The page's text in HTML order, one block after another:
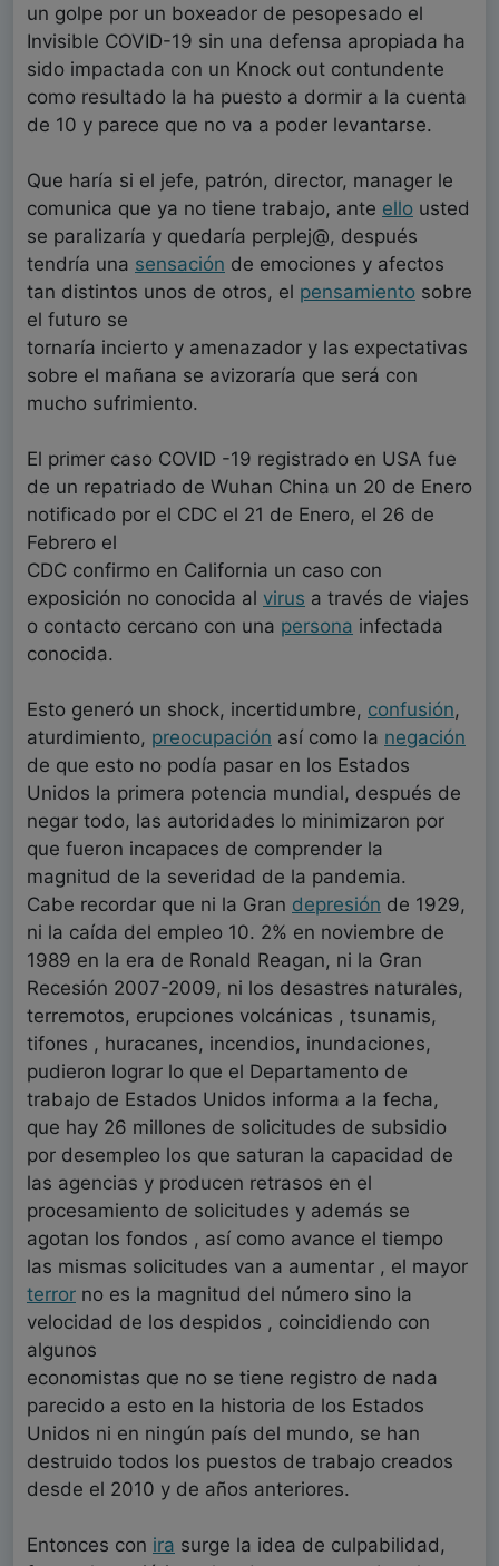
un golpe por un boxeador de pesopesado el
Invisible COVID-19 sin una defensa apropiada ha
sido impactada con un Knock out contundente
como resultado la ha puesto a dormir a la cuenta
de 10 y parece que no va a poder levantarse.
Que haría si el jefe, patrón, director, manager le
comunica que ya no tiene trabajo, ante ello usted
se paralizaría y quedaría perplej@, después
tendría una sensación de emociones y afectos
tan distintos unos de otros, el pensamiento sobre
el futuro se
tornaría incierto y amenazador y las expectativas
sobre el mañana se avizoraría que será con
mucho sufrimiento.
El primer caso COVID -19 registrado en USA fue
de un repatriado de Wuhan China un 20 de Enero
notificado por el CDC el 21 de Enero, el 26 de
Febrero el
CDC confirmo en California un caso con
exposición no conocida al virus a través de viajes
o contacto cercano con una persona infectada
conocida.
Esto generó un shock, incertidumbre, confusión,
aturdimiento, preocupación así como la negación
de que esto no podía pasar en los Estados
Unidos la primera potencia mundial, después de
negar todo, las autoridades lo minimizaron por
que fueron incapaces de comprender la
magnitud de la severidad de la pandemia.
Cabe recordar que ni la Gran depresión de 1929,
ni la caída del empleo 10. 2% en noviembre de
1989 en la era de Ronald Reagan, ni la Gran
Recesión 2007-2009, ni los desastres naturales,
terremotos, erupciones volcánicas , tsunamis,
tifones , huracanes, incendios, inundaciones,
pudieron lograr lo que el Departamento de
trabajo de Estados Unidos informa a la fecha,
que hay 26 millones de solicitudes de subsidio
por desempleo los que saturan la capacidad de
las agencias y producen retrasos en el
procesamiento de solicitudes y además se
agotan los fondos , así como avance el tiempo
las mismas solicitudes van a aumentar , el mayor
terror no es la magnitud del número sino la
velocidad de los despidos , coincidiendo con
algunos
economistas que no se tiene registro de nada
parecido a esto en la historia de los Estados
Unidos ni en ningún país del mundo, se han
destruido todos los puestos de trabajo creados
desde el 2010 y de años anteriores.
Entonces con ira surge la idea de culpabilidad,